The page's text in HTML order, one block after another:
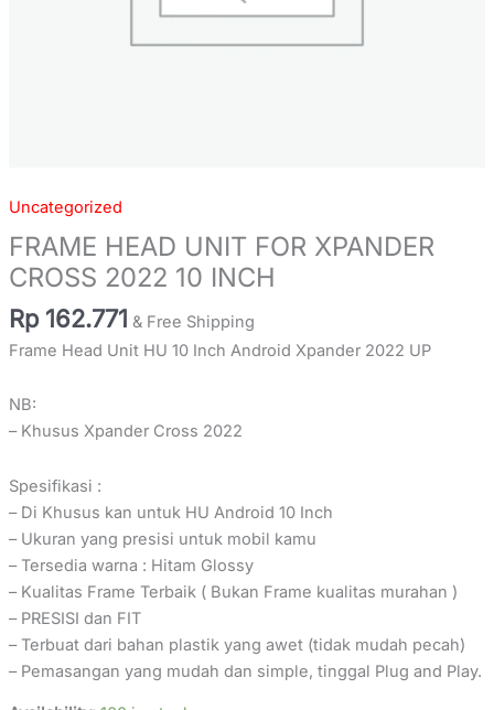
Uncategorized
FRAME HEAD UNIT FOR XPANDER
CROSS 2022 10 INCH
Rp 162.771 & Free Shipping
Frame Head Unit HU 10 Inch Android Xpander 2022 UP
NB:
– Khusus Xpander Cross 2022
Spesifikasi :
– Di Khusus kan untuk HU Android 10 Inch
– Ukuran yang presisi untuk mobil kamu
– Tersedia warna : Hitam Glossy
– Kualitas Frame Terbaik ( Bukan Frame kualitas murahan )
– PRESISI dan FIT
– Terbuat dari bahan plastik yang awet (tidak mudah pecah)
– Pemasangan yang mudah dan simple, tinggal Plug and Play.